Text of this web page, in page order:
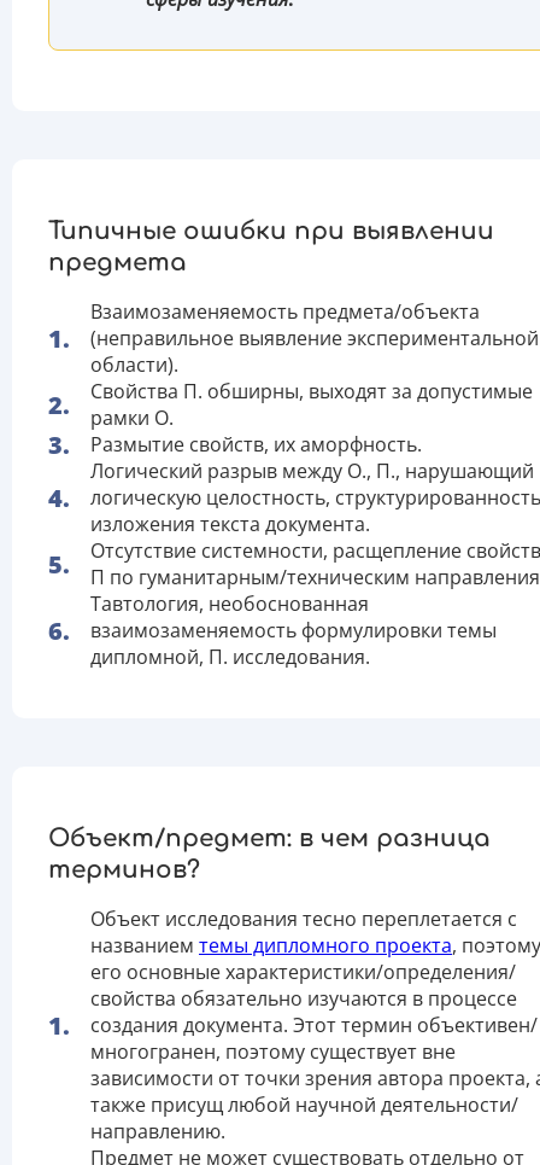
Типичные ошибки при выявлении
предмета
Взаимозаменяемость предмета/объекта
(неправильное выявление экспериментальной
области).
Свойства П. обширны, выходят за допустимые
рамки О.
Размытие свойств, их аморфность.
Логический разрыв между О., П., нарушающий
логическую целостность, структурированность
изложения текста документа.
Отсутствие системности, расщепление
П по гуманитарным/техническим
Тавтология, необоснованная
взаимозаменяемость формулировки темы
дипломной, П. исследования.
Объект/предмет: в чем разница
терминов?
Объект исследования тесно переплетается с
названием темы дипломного проекта, поэтому
его основные характеристики/определения/
свойства обязательно изучаются в процессе
создания документа. Этот термин объективен/
многогранен, поэтому существует вне
зависимости от точки зрения автора проекта,
также присущ любой научной деятельности/
направлению.
Предмет не может существовать отдельно от